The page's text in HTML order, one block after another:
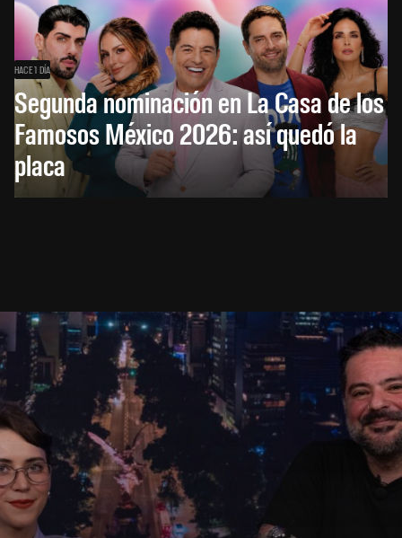
HACE 1 DÍA
Segunda nominación en La Casa de los
Famosos México 2026: así quedó la
placa